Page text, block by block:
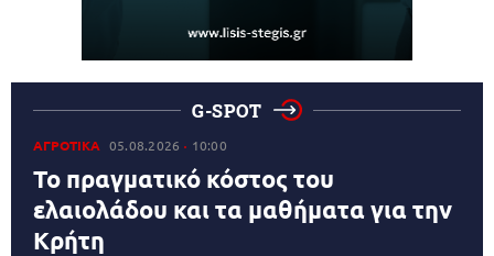
G-SPOT
ΑΓΡΟΤΙΚΑ 05.08.2026 10:00
Το πραγματικό κόστος του
ελαιολάδου και τα μαθήματα για την
Κρήτη